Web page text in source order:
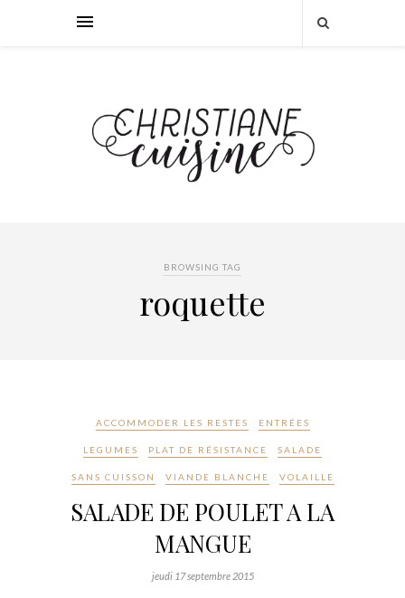
BROWSING TAG
roquette
ACCOMMODER LES RESTES ENTRÉES
LEGUMES PLAT DE RÉSISTANCE SALADE
SANS CUISSON VIANDE BLANCHE VOLAILLE
SALADE DE POULET A LA
MANGUE
jeudi 17 septembre 2015